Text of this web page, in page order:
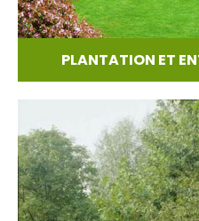
PLANTATION ET